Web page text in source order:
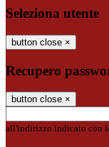
Seleziona utente
button close ×
Recupero
button close ×
all'indirizzo indicato con